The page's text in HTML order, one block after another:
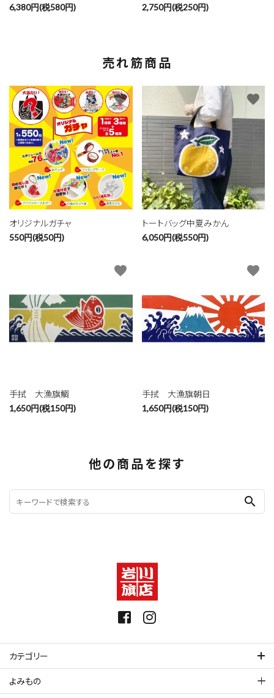
6,380円(税580円) 2,750円(税250円)
売れ筋商品
オリジナルガチャ
550円(税50円)
favorite
トートバッグ中夏みかん
6,050円(税550円)
favorite
手拭 大漁旗鯛
1,650円(税150円)
favorite
手拭 大漁旗朝日
1,650円(税150円)
favorite
他の商品を探す
search
カテゴリー
よみもの